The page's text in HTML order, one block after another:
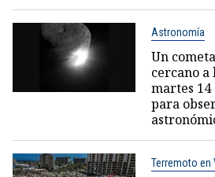
Astronomía
Un
cercano a
martes 14
para
Terremoto en